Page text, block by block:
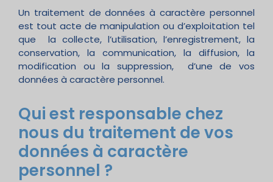
Un traitement de données à caractère personnel
est tout acte de manipulation ou d’exploitation tel
que la collecte, l’utilisation, l’enregistrement, la
conservation, la communication, la diffusion, la
modification ou la suppression, d’une de vos
données à caractère personnel.
Qui est responsable chez
nous du traitement de vos
données à caractère
personnel ?